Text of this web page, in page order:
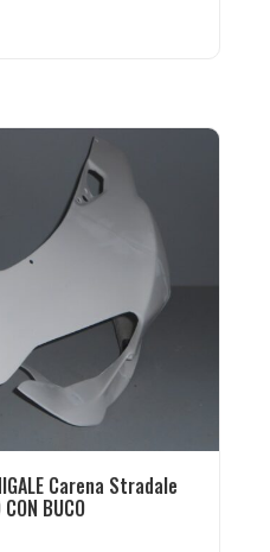
Carena Stradale
BUCO